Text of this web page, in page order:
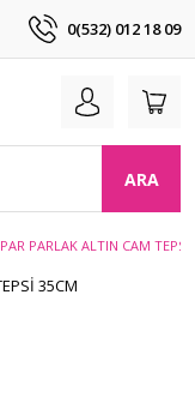
0(532) 012 18 09
ARA
PARLAK ALTIN CAM TEPSİ